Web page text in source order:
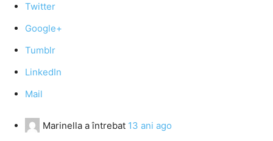
Twitter
Google+
Tumblr
LinkedIn
Mail
Marinella a întrebat 13 ani ago